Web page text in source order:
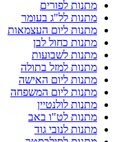
מתנות לפורים
מתנות לל"ג בעומר
מתנות ליום העצמאות
מתנות כחול לבן
מתנות לשבועות
מתנות למזל בתולה
מתנות ליום האישה
מתנות ליום המשפחה
מתנות לולנטיין
מתנות לט"ו באב
מתנות לנובי גוד